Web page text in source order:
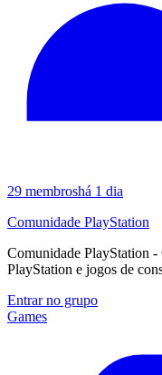
29 membroshá 1 dia
Comunidade PlayStation
Comunidade PlayStation
PlayStation e jogos de
Entrar no grupo
Games